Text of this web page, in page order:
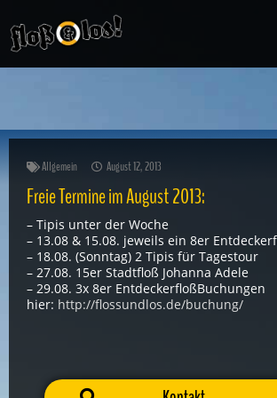
Inhalt
springen
Allgemein August 12, 2013
Freie Termine im August 2013:
– Tipis unter der Woche
– 13.08 & 15.08. jeweils ein 8er
– 18.08. (Sonntag) 2 Tipis für Tagestour
– 27.08. 15er Stadtfloß Johanna Adele
– 29.08. 3x 8er EntdeckerfloßBuchungen
hier: http://flossundlos.de/buchung/